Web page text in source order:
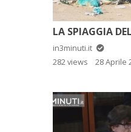
in3minuti.it
282 views
28 Aprile